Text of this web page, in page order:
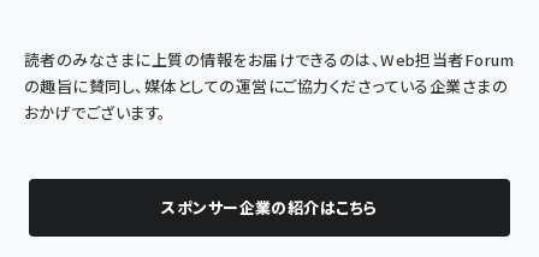
読者のみなさまに上質の情報をお届けできるのは、Web担当者Forum
の趣旨に賛同し、媒体としての運営にご協力くださっている企業さまの
おかげでございます。
スポンサー企業の紹介はこちら